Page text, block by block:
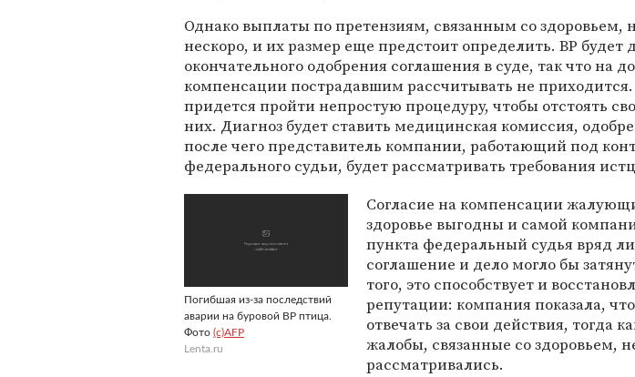
Однако выплаты по претензиям, связанным со здоровьем,
нескоро, и их размер еще предстоит определить. BP будет
окончательного одобрения соглашения в суде, так что на
компенсации пострадавшим рассчитывать не
придется пройти непростую процедуру, чтобы отстоять
них. Диагноз будет ставить медицинская комиссия,
после чего представитель компании, работающий под
федерального судьи, будет рассматривать требования
Погибшая из-за последствий
аварии на буровой ВР птица.
Фото (c)AFP
Lenta.ru
Согласие на компенсации
здоровье выгодны и самой
пункта федеральный судья вряд
соглашение и дело могло бы
того, это способствует и
репутации: компания показала,
отвечать за свои действия, тогда
жалобы, связанные со здоровьем,
рассматривались.